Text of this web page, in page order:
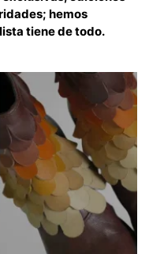
hemos
tiene de todo.